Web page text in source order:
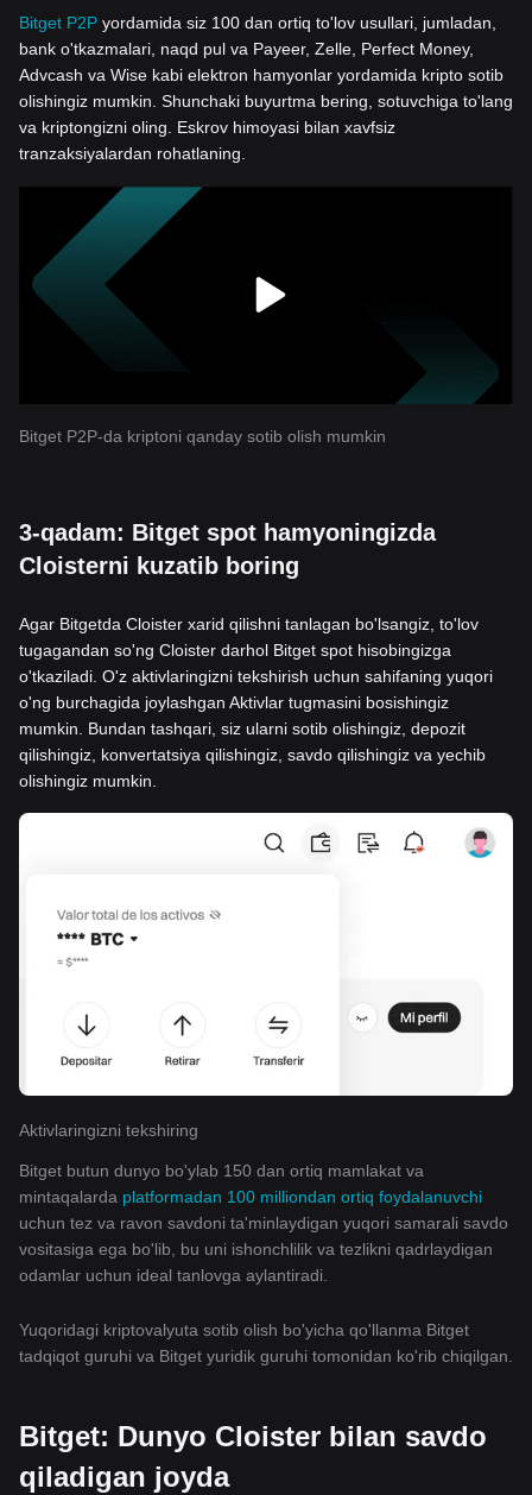
Bitget P2P yordamida siz 100 dan ortiq to'lov usullari, jumladan,
bank o'tkazmalari, naqd pul va Payeer, Zelle, Perfect Money,
Advcash va Wise kabi elektron hamyonlar yordamida kripto sotib
olishingiz mumkin. Shunchaki buyurtma bering, sotuvchiga to'lang
va kriptongizni oling. Eskrov himoyasi bilan xavfsiz
tranzaksiyalardan rohatlaning.
Bitget P2P-da kriptoni qanday sotib olish mumkin
3-qadam: Bitget spot hamyoningizda
Cloisterni kuzatib boring
Agar Bitgetda Cloister xarid qilishni tanlagan bo'lsangiz, to'lov
tugagandan so'ng Cloister darhol Bitget spot hisobingizga
o'tkaziladi. O'z aktivlaringizni tekshirish uchun sahifaning yuqori
o'ng burchagida joylashgan Aktivlar tugmasini bosishingiz
mumkin. Bundan tashqari, siz ularni sotib olishingiz, depozit
qilishingiz, konvertatsiya qilishingiz, savdo qilishingiz va yechib
olishingiz mumkin.
Aktivlaringizni tekshiring
Bitget butun dunyo bo'ylab 150 dan ortiq mamlakat va
mintaqalarda platformadan 100 milliondan ortiq foydalanuvchi
uchun tez va ravon savdoni ta'minlaydigan yuqori samarali savdo
vositasiga ega bo'lib, bu uni ishonchlilik va tezlikni qadrlaydigan
odamlar uchun ideal tanlovga aylantiradi.
Yuqoridagi kriptovalyuta sotib olish bo'yicha qo'llanma Bitget
tadqiqot guruhi va Bitget yuridik guruhi tomonidan ko'rib chiqilgan.
Bitget: Dunyo Cloister bilan savdo
qiladigan joyda